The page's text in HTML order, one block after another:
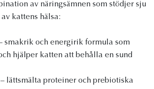
av näringsämnen som stödjer sju
kattens hälsa:
smakrik och energirik formula som
hjälper katten att behålla en sund
lättsmälta proteiner och prebiotiska